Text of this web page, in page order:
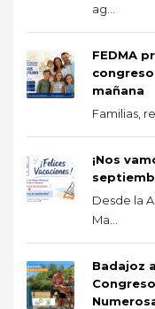
ag...
FEDMA
mañana
Familias,
¡Nos
Desde la
Ma...
Badajoz